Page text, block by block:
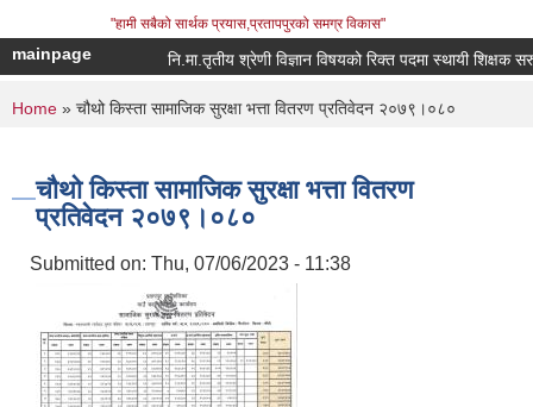
"हामी सबैको सार्थक प्रयास,प्रतापपुरको समग्र विकास"
mainpage नि.मा.तृतीय श्रेणी विज्ञान विषयको रिक्त पदमा स्थायी शिक्षक सरुवा
You are here
Home » चौथो किस्ता सामाजिक सुरक्षा भत्ता वितरण प्रतिवेदन २०७९।०८०
चौथो किस्ता सामाजिक सुरक्षा भत्ता वितरण
प्रतिवेदन २०७९।०८०
Submitted on: Thu, 07/06/2023 - 11:38